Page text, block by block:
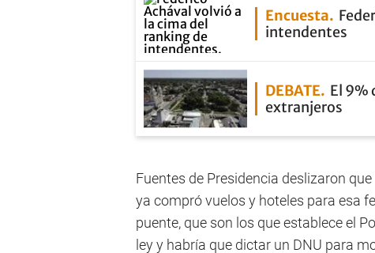
Encuesta
intendentes
DEBATE El 9%
extranjeros
Fuentes de Presidencia deslizaron
ya compró vuelos y hoteles para esa
puente, que son los que establece el
ley y habría que dictar un DNU para